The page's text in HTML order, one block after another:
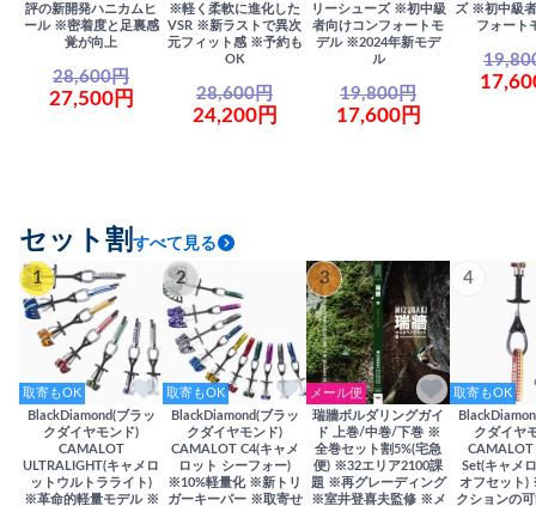
評の新開発ハニカムヒ
ール ※密着度と足裏感
覚が向上
28,600円
27,500円
※軽く柔軟に進化した
VSR ※新ラストで異次
元フィット感 ※予約も
OK
28,600円
24,200円
リーシューズ ※初中級
者向けコンフォートモ
デル ※2024年新モデ
ル
19,800円
17,600円
ズ ※初中級
フォート
セット割 すべて見る
1
取寄もOK
BlackDiamond(ブラッ
クダイヤモンド)
CAMALOT
ULTRALIGHT(キャメロ
ットウルトラライト)
※革命的軽量モデル ※
2
取寄もOK
BlackDiamond(ブラッ
クダイヤモンド)
CAMALOT C4(キャメ
ロット シーフォー)
※10%軽量化 ※新トリ
ガーキーパー ※取寄せ
3
メール便
瑞牆ボルダリングガイ
ド 上巻/中巻/下巻 ※
全巻セット割5%(宅急
便) ※32エリア2100課
題 ※再グレーディング
※室井登喜夫監修 ※メ
4
取寄もOK
クダイヤ
Set(キャメ
オフセット)
クションの